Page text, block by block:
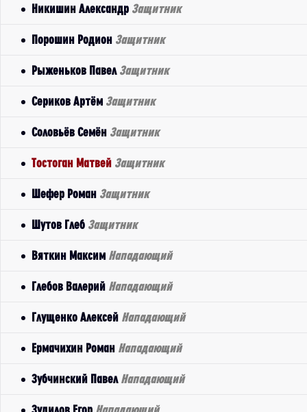
Никишин Александр Защитник
Порошин Родион Защитник
Рыженьков Павел Защитник
Сериков Артём Защитник
Соловьёв Семён Защитник
Тостоган Матвей Защитник
Шефер Роман Защитник
Шутов Глеб Защитник
Вяткин Максим Нападающий
Глебов Валерий Нападающий
Глущенко Алексей Нападающий
Ермачихин Роман Нападающий
Зубчинский Павел Нападающий